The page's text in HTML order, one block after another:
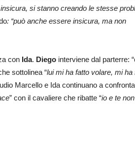
si stanno creando le stesse
: “può anche essere insicura, ma non
con Ida. Diego interviene dal parterre:
sottolinea “lui mi ha fatto volare, mi ha
Marcello e Ida continuano a
” con il cavaliere che ribatte “io e te